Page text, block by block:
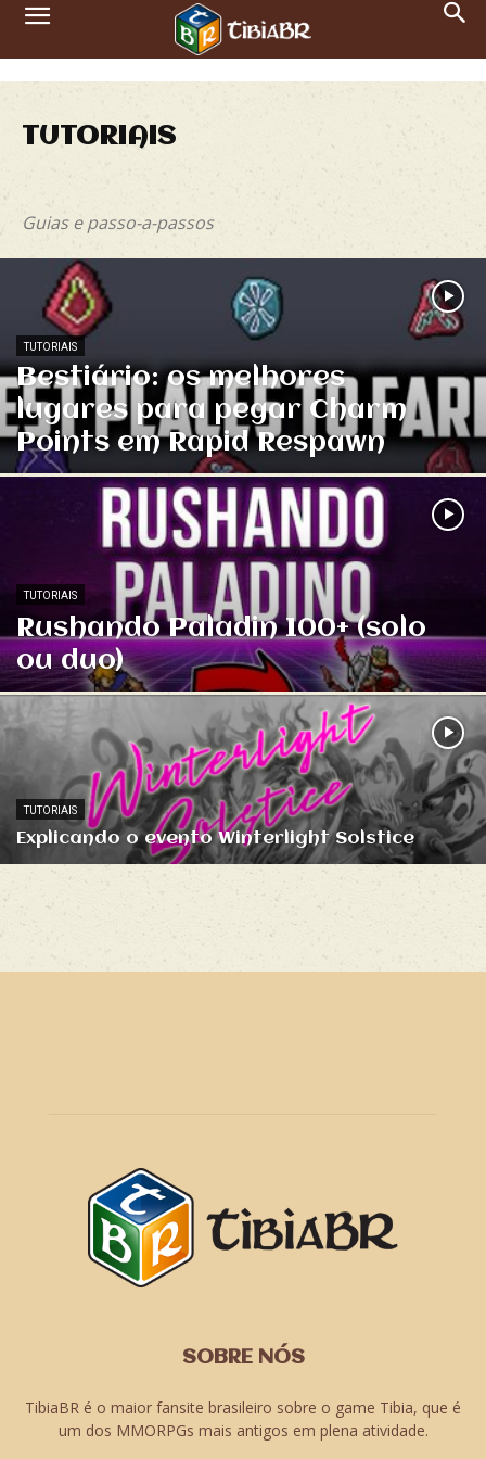
TUTORIAIS
Guias e passo-a-passos
TUTORIAIS
Bestiário: os melhores
lugares para pegar Charm
Points em Rapid Respawn
TUTORIAIS
Rushando Paladin 100+ (solo
ou duo)
TUTORIAIS
Explicando o evento Winterlight Solstice
SOBRE NÓS
TibiaBR é o maior fansite brasileiro sobre o game Tibia, que é
um dos MMORPGs mais antigos em plena atividade.